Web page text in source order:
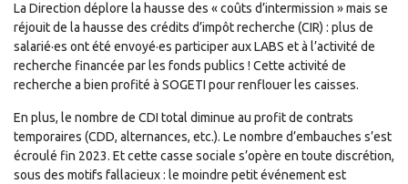
La Direction déplore la hausse des « coûts d’intermission » mais se
réjouit de la hausse des crédits d’impôt recherche (CIR) : plus de
salarié·es ont été envoyé·es participer aux LABS et à l’activité de
recherche financée par les fonds publics ! Cette activité de
recherche a bien profité à SOGETI pour renflouer les caisses.
En plus, le nombre de CDI total diminue au profit de contrats
temporaires (CDD, alternances, etc.). Le nombre d’embauches s’est
écroulé fin 2023. Et cette casse sociale s’opère en toute discrétion,
sous des motifs fallacieux : le moindre petit événement est